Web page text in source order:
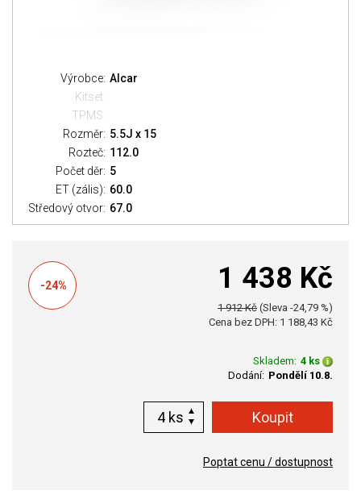
Výrobce: Alcar
Kitset:
TPMS:
Rozměr: 5.5J x 15
Rozteč: 112.0
Počet děr: 5
ET (zális): 60.0
Středový otvor: 67.0
-24% 1 438 Kč
1 912 Kč (Sleva -24,79 %)
Cena bez DPH: 1 188,43 Kč
Skladem: 4 ks
Dodání: Pondělí 10.8.
ks
Poptat cenu / dostupnost